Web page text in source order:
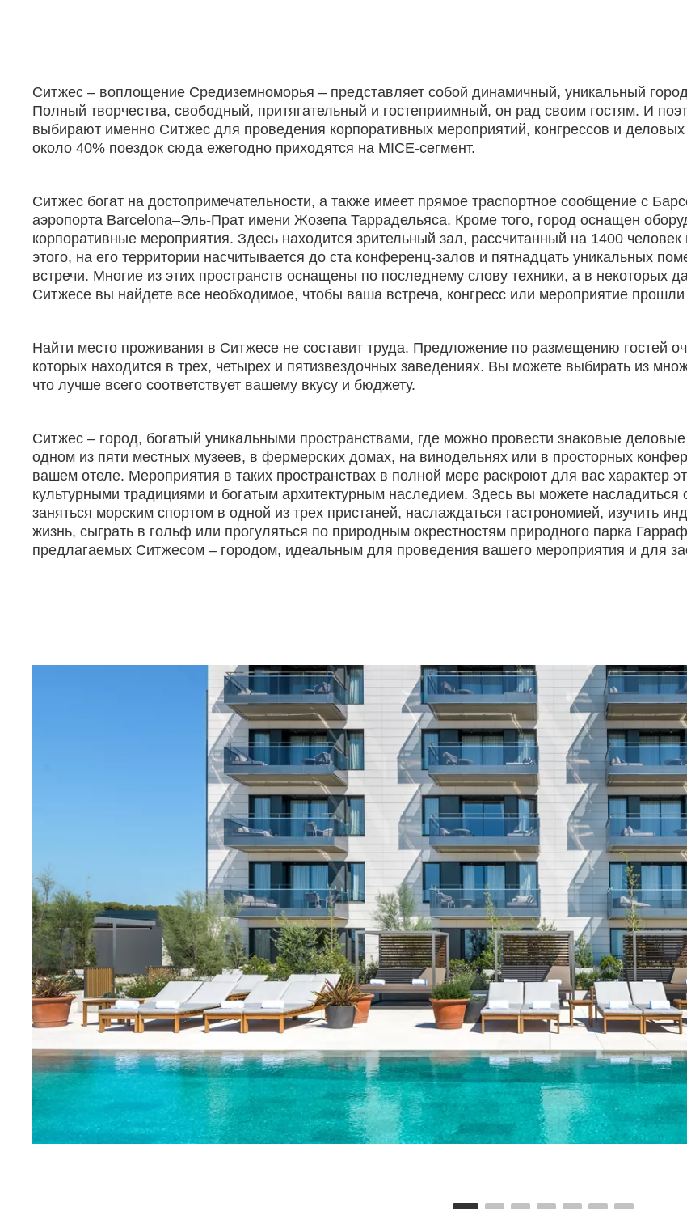
Ситжес – воплощение Средиземноморья – представляет собой динамичный, уникальный
Полный творчества, свободный, притягательный и гостеприимный, он рад своим гостям. И
выбирают именно Ситжес для проведения корпоративных мероприятий, конгрессов и
около 40% поездок сюда ежегодно приходятся на MICE-сегмент.
Ситжес богат на достопримечательности, а также имеет прямое траспортное сообщение с
аэропорта Barcelona–Эль-Прат имени Жозепа Таррадельяса. Кроме того, город оснащен
корпоративные мероприятия. Здесь находится зрительный зал, рассчитанный на 1400
этого, на его территории насчитывается до ста конференц-залов и пятнадцать уникальных
встречи. Многие из этих пространств оснащены по последнему слову техники, а в некоторых
Ситжесе вы найдете все необходимое, чтобы ваша встреча, конгресс или мероприятие
Найти место проживания в Ситжесе не составит труда. Предложение по размещению гостей
которых находится в трех, четырех и пятизвездочных заведениях. Вы можете выбирать из
что лучше всего соответствует вашему вкусу и бюджету.
Ситжес – город, богатый уникальными пространствами, где можно провести знаковые
одном из пяти местных музеев, в фермерских домах, на винодельнях или в просторных
вашем отеле. Мероприятия в таких пространствах в полной мере раскроют для вас характер
культурными традициями и богатым архитектурным наследием. Здесь вы можете
заняться морским спортом в одной из трех пристаней, наслаждаться гастрономией, изучить
жизнь, сыграть в гольф или прогуляться по природным окрестностям природного парка
предлагаемых Ситжесом – городом, идеальным для проведения вашего мероприятия и для